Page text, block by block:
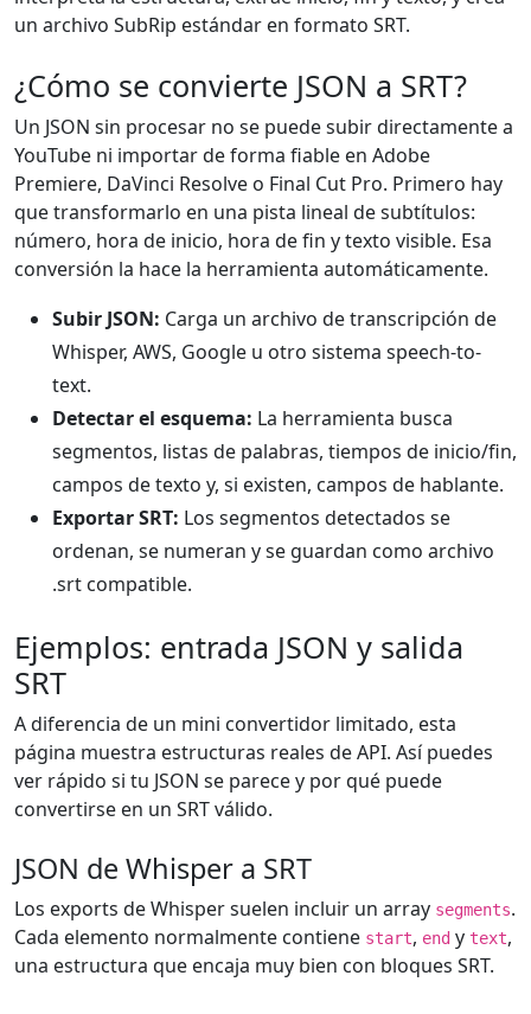
un archivo SubRip estándar en formato SRT.
¿Cómo se convierte JSON a SRT?
Un JSON sin procesar no se puede subir directamente a
YouTube ni importar de forma fiable en Adobe
Premiere, DaVinci Resolve o Final Cut Pro. Primero hay
que transformarlo en una pista lineal de subtítulos:
número, hora de inicio, hora de fin y texto visible. Esa
conversión la hace la herramienta automáticamente.
Subir JSON: Carga un archivo de transcripción de
Whisper, AWS, Google u otro sistema speech-to-
text.
Detectar el esquema: La herramienta busca
segmentos, listas de palabras, tiempos de inicio/fin,
campos de texto y, si existen, campos de hablante.
Exportar SRT: Los segmentos detectados se
ordenan, se numeran y se guardan como archivo
.srt compatible.
Ejemplos: entrada JSON y salida
SRT
A diferencia de un mini convertidor limitado, esta
página muestra estructuras reales de API. Así puedes
ver rápido si tu JSON se parece y por qué puede
convertirse en un SRT válido.
JSON de Whisper a SRT
Los exports de Whisper suelen incluir un array segments.
Cada elemento normalmente contiene start, end y text,
una estructura que encaja muy bien con bloques SRT.